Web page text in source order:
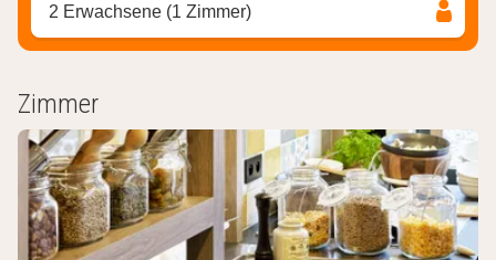
2 Erwachsene (1 Zimmer)
Zimmer